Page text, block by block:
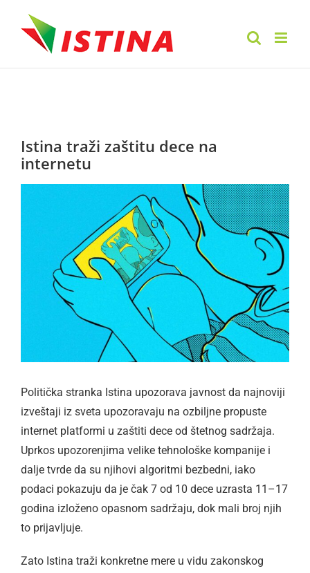
Istina traži zaštitu dece na
internetu
Politička stranka Istina upozorava javnost da najnoviji
izveštaji iz sveta upozoravaju na ozbiljne propuste
internet platformi u zaštiti dece od štetnog sadržaja.
Uprkos upozorenjima velike tehnološke kompanije i
dalje tvrde da su njihovi algoritmi bezbedni, iako
podaci pokazuju da je čak 7 od 10 dece uzrasta 11–17
godina izloženo opasnom sadržaju, dok mali broj njih
to prijavljuje.
Zato Istina traži konkretne mere u vidu zakonskog